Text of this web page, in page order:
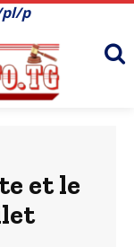
pl/p
et le